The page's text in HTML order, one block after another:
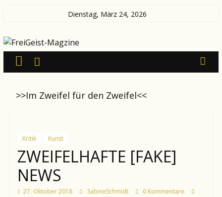
springen
Dienstag, März 24, 2026
FreiGeist-
Magzine
News
und
>>Im Zweifel für den Zweifel<<
Kritik Kunst
ZWEIFELHAFTE [FAKE]
NEWS
27. Oktober 2018 SabineSchmidt
0 Kommentare